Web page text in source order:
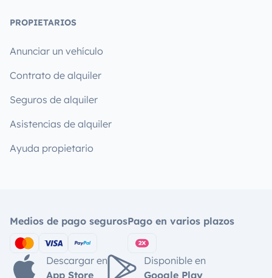
PROPIETARIOS
Anunciar un vehículo
Contrato de alquiler
Seguros de alquiler
Asistencias de alquiler
Ayuda propietario
Medios de pago segurosPago en varios plazos
Descargar en
App Store
Disponible en
Google Play